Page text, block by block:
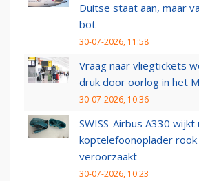
Duitse staat aan, maar
bot
30-07-2026, 11:58
Vraag naar vliegtickets
druk door oorlog in het
30-07-2026, 10:36
SWISS-Airbus A330
koptelefoonoplader rook
veroorzaakt
30-07-2026, 10:23